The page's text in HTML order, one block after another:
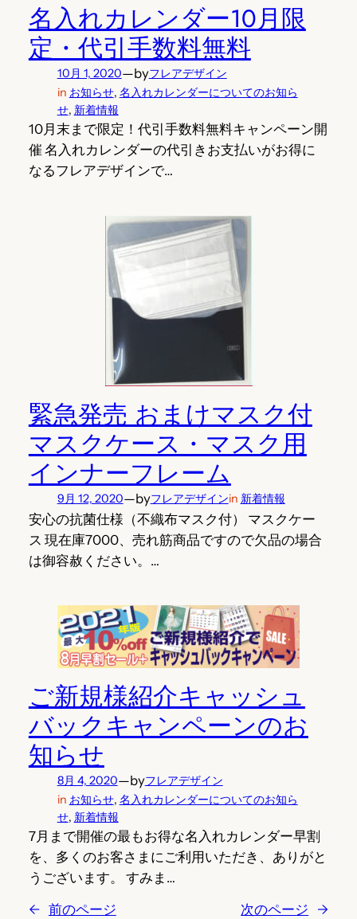
名入れカレンダー10月限
定・代引手数料無料
10月 1, 2020—byフレアデザイン
in お知らせ, 名入れカレンダーについてのお知ら
せ, 新着情報
10月末まで限定！代引手数料無料キャンペーン開
催 名入れカレンダーの代引きお支払いがお得に
なるフレアデザインで…
緊急発売 おまけマスク付
マスクケース・マスク用
インナーフレーム
9月 12, 2020—byフレアデザインin 新着情報
安心の抗菌仕様（不織布マスク付） マスクケー
ス 現在庫7000、売れ筋商品ですので欠品の場合
は御容赦ください。…
ご新規様紹介キャッシュ
バックキャンペーンのお
知らせ
8月 4, 2020—byフレアデザイン
in お知らせ, 名入れカレンダーについてのお知ら
せ, 新着情報
7月まで開催の最もお得な名入れカレンダー早割
を、多くのお客さまにご利用いただき、ありがと
うございます。 すみま…
← 前のページ 次のページ →